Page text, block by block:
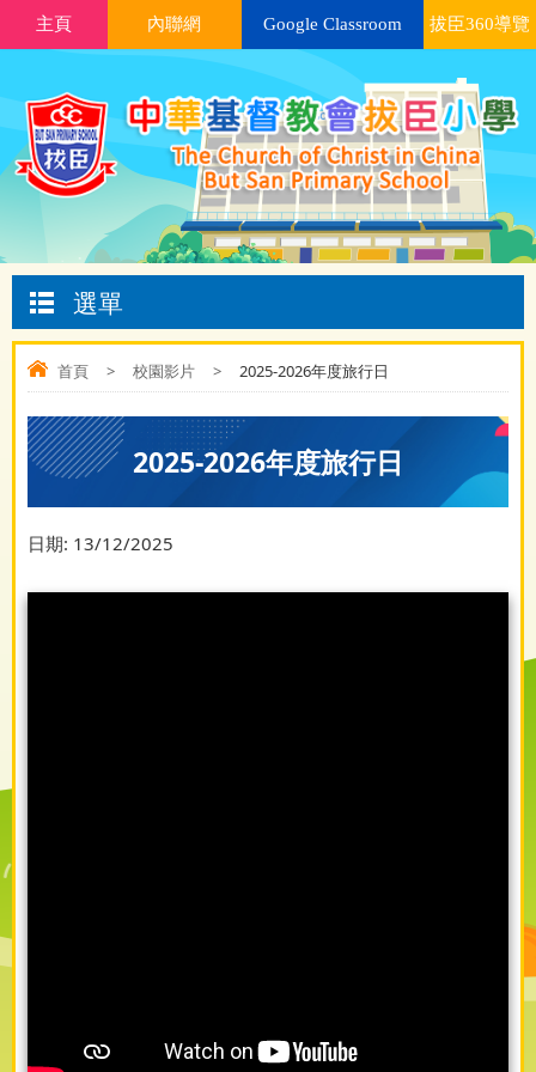
主頁 內聯網 Google Classroom 拔臣360導覽
選單
首頁 > 校園影片 > 2025-2026年度旅行日
2025-2026年度旅行日
日期: 13/12/2025